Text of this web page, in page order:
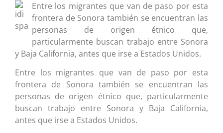
Entre los migrantes que van de paso por esta
frontera de Sonora también se encuentran las
personas de origen étnico que,
particularmente buscan trabajo entre Sonora
y Baja California, antes que irse a Estados Unidos.
Entre los migrantes que van de paso por esta
frontera de Sonora también se encuentran las
personas de origen étnico que, particularmente
buscan trabajo entre Sonora y Baja California,
antes que irse a Estados Unidos.